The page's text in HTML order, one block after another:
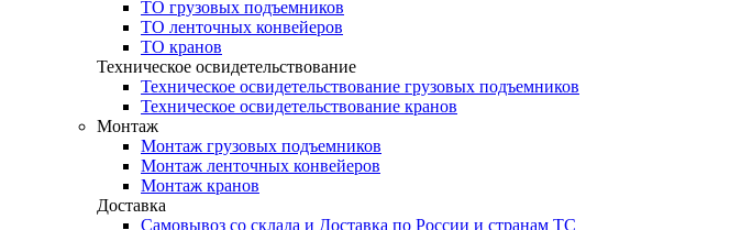
ТО грузовых подъемников
ТО ленточных конвейеров
ТО кранов
Техническое освидетельствование
Техническое освидетельствование грузовых подъемников
Техническое освидетельствование кранов
Монтаж
Монтаж грузовых подъемников
Монтаж ленточных конвейеров
Монтаж кранов
Доставка
Самовывоз со склада и Доставка по России и странам ТС